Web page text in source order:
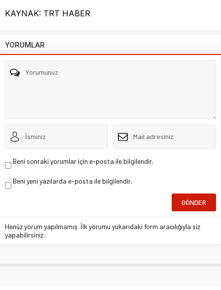
KAYNAK: TRT HABER
YORUMLAR
Beni sonraki yorumlar için e-posta ile bilgilendir.
Beni yeni yazılarda e-posta ile bilgilendir.
Henüz yorum yapılmamış. İlk yorumu yukarıdaki form aracılığıyla siz
yapabilirsiniz.